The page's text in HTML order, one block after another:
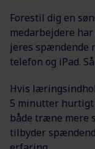
Forestil dig en
medarbejdere
jeres spændende
telefon og iPad.
Hvis
5 minutter hurtigt
både træne mere
tilbyder